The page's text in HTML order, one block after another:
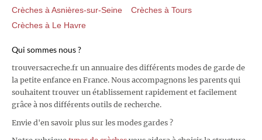
Crèches à Asnières-sur-Seine
Crèches à Tours
Crèches à Le Havre
Qui sommes nous ?
trouversacreche.fr un annuaire des différents modes de garde de
la petite enfance en France. Nous accompagnons les parents qui
souhaitent trouver un établissement rapidement et facilement
grâce à nos différents outils de recherche.
Envie d'en savoir plus sur les modes gardes ?